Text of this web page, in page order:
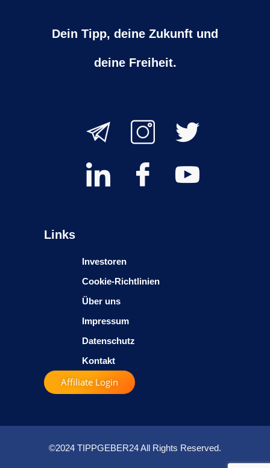
Dein Tipp, deine Zukunft und
deine Freiheit.
Links
Investoren
Cookie-Richtlinien
Über uns
Impressum
Datenschutz
Kontakt
Affiliate Login
©2024 TIPPGEBER24 All Rights Reserved.